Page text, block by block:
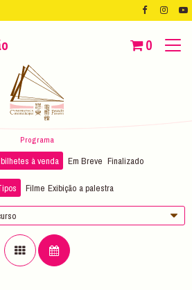
0
Programa
à venda Em Breve Finalizado
Filme Exibição a palestra